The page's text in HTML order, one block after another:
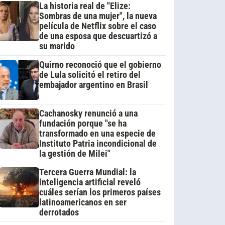
La historia real de "Elize:
Sombras de una mujer", la nueva
película de Netflix sobre el caso
de una esposa que descuartizó a
su marido
Quirno reconoció que el gobierno
de Lula solicitó el retiro del
embajador argentino en Brasil
Cachanosky renunció a una
fundación porque "se ha
transformado en una especie de
Instituto Patria incondicional de
la gestión de Milei"
Tercera Guerra Mundial: la
inteligencia artificial reveló
cuáles serían los primeros países
latinoamericanos en ser
derrotados